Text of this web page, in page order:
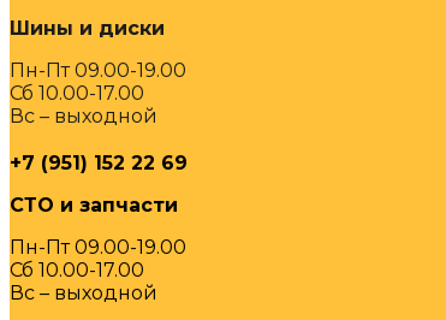
Шины и диски
Пн-Пт 09.00-19.00
Сб 10.00-17.00
Вс – выходной
+7 (951) 152 22 69
СТО и запчасти
Пн-Пт 09.00-19.00
Сб 10.00-17.00
Вс – выходной